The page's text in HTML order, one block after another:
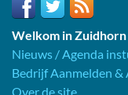
Welkom in Zuidhorn
Nieuws / Agenda
Bedrijf Aanmelden &
Over de site